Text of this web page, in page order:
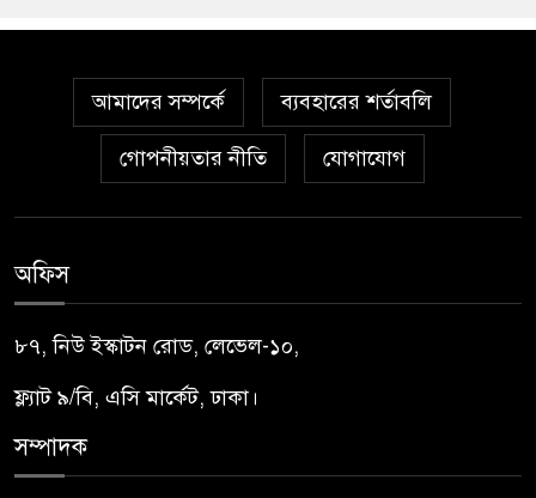
আমাদের সম্পর্কে ব্যবহারের শর্তাবলি
গোপনীয়তার নীতি যোগাযোগ
অফিস
৮৭, নিউ ইস্কাটন রোড, লেভেল-১০,
ফ্ল্যাট ৯/বি, এসি মার্কেট, ঢাকা।
সম্পাদক